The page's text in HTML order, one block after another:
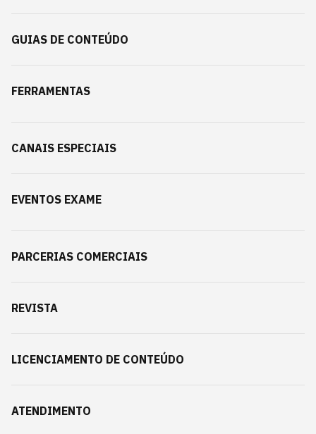
GUIAS DE CONTEÚDO
FERRAMENTAS
CANAIS ESPECIAIS
EVENTOS EXAME
PARCERIAS COMERCIAIS
REVISTA
LICENCIAMENTO DE CONTEÚDO
ATENDIMENTO